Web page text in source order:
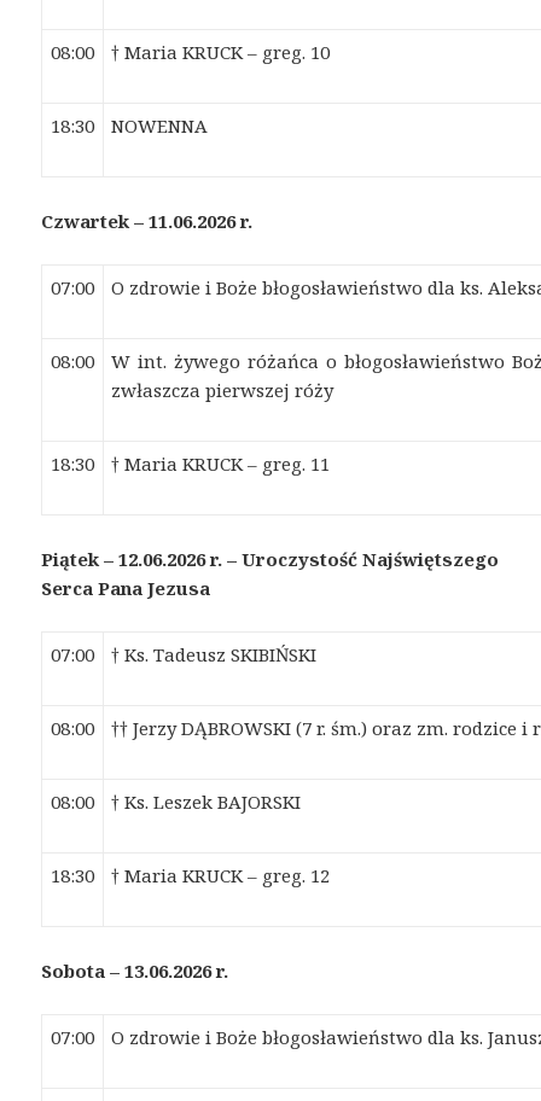
08:00 † Maria KRUCK – greg. 10
18:30 NOWENNA
Czwartek – 11.06.2026 r.
07:00 O zdrowie i Boże błogosławieństwo dla ks.
08:00
W int. żywego różańca o błogosławieństwo
zwłaszcza pierwszej róży
18:30 † Maria KRUCK – greg. 11
Piątek – 12.06.2026 r. – Uroczystość Najświętszego
SercaPanaJezusa
07:00 † Ks. Tadeusz SKIBIŃSKI
08:00 †† Jerzy DĄBROWSKI (7 r. śm.) oraz zm. rodzice
08:00 † Ks. Leszek BAJORSKI
18:30 † Maria KRUCK – greg. 12
Sobota – 13.06.2026 r.
07:00 O zdrowie i Boże błogosławieństwo dlaks. Ja